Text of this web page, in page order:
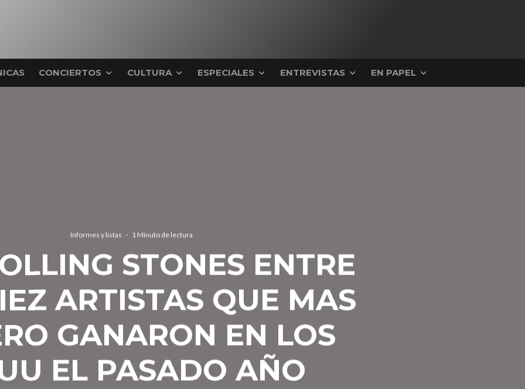
CONCIERTOS CULTURA ESPECIALES ENTREVISTAS EN PAPEL
Informes y listas · 1 Minuto de lectura
STONES ENTRE
ARTISTAS QUE MAS
GANARON EN LOS
EL PASADO AÑO